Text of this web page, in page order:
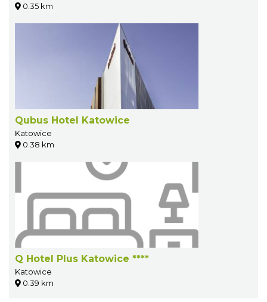
0.35 km
Qubus Hotel Katowice
Katowice
0.38 km
Q Hotel Plus Katowice ****
Katowice
0.39 km